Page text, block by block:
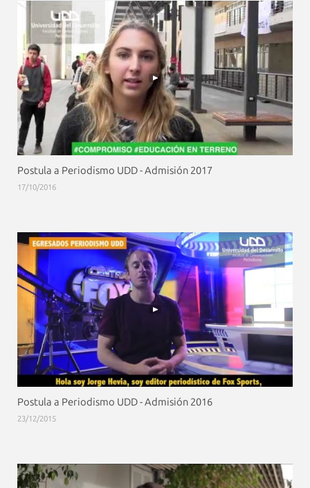
Postula a Periodismo UDD - Admisión 2017
17/10/2016
Postula a Periodismo UDD - Admisión 2016
23/12/2015